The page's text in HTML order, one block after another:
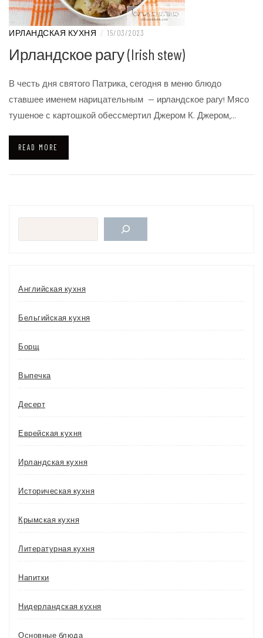
ИРЛАНДСКАЯ КУХНЯ / 15/03/2023
Ирландское рагу (Irish stew)
В честь дня святого Патрика, сегодня в меню блюдо
ставшее именем нарицательным — ирландское рагу! Мясо
тушеное с картошкой обессмертил Джером К. Джером,…
READ MORE
Английская кухня
Бельгийская кухня
Борщ
Выпечка
Десерт
Еврейская кухня
Ирландская кухня
Историческая кухня
Крымская кухня
Литературная кухня
Напитки
Нидерландская кухня
Основные блюда